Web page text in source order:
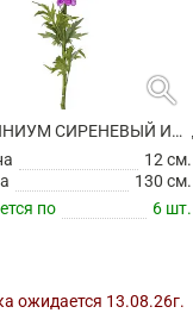
search
ДЕЛЬФИНИУМ СИРЕНЕВЫЙ ИСКУССТВЕННЫЙ
12 см.
130 см.
по
6 шт.
ожидается 13.08.26г.